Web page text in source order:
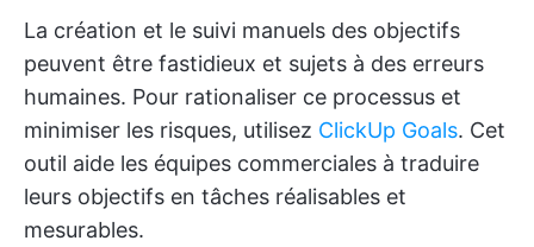
La création et le suivi manuels des objectifs
peuvent être fastidieux et sujets à des erreurs
humaines. Pour rationaliser ce processus et
minimiser les risques, utilisez ClickUp Goals. Cet
outil aide les équipes commerciales à traduire
leurs objectifs en tâches réalisables et
mesurables.